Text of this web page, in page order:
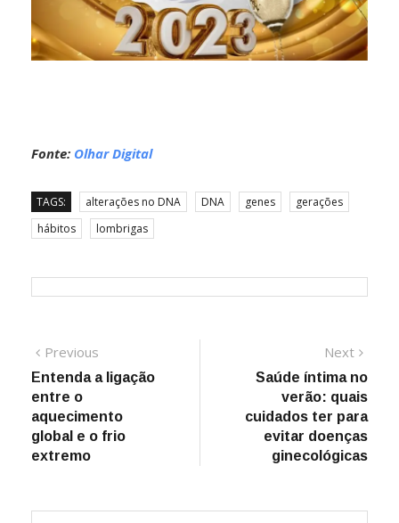
Fonte: Olhar Digital
TAGS: alterações no DNA DNA genes
gerações
hábitos
lombrigas
Navegação
de
Post
Previous
post:
Entenda a ligação
entre o
aquecimento
global e o frio
extremo
Next
post:
Saúde íntima no
verão: quais
cuidados ter para
evitar doenças
ginecológicas